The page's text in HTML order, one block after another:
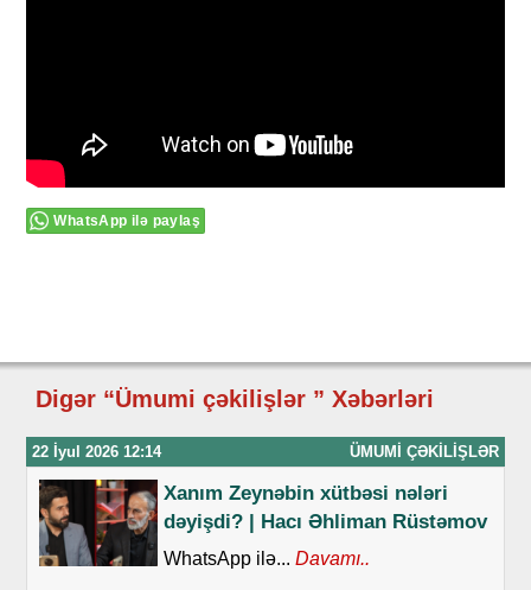
WhatsApp ilə paylaş
Digər “Ümumi çəkilişlər ” Xəbərləri
22 İyul 2026 12:14 ÜMUMI ÇƏKILIŞLƏR
Xanım Zeynəbin xütbəsi nələri
dəyişdi? | Hacı Əhliman Rüstəmov
WhatsApp ilə... Davamı..